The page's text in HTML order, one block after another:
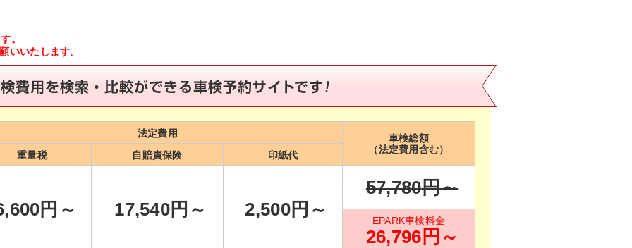
。
いいたします。
法定費用
車検総額
（法定費用含む）
重量税 自賠責保険 印紙代
円～ 17,540円～ 2,500円～
57,780円～
EPARK車検料金
26,796 円～